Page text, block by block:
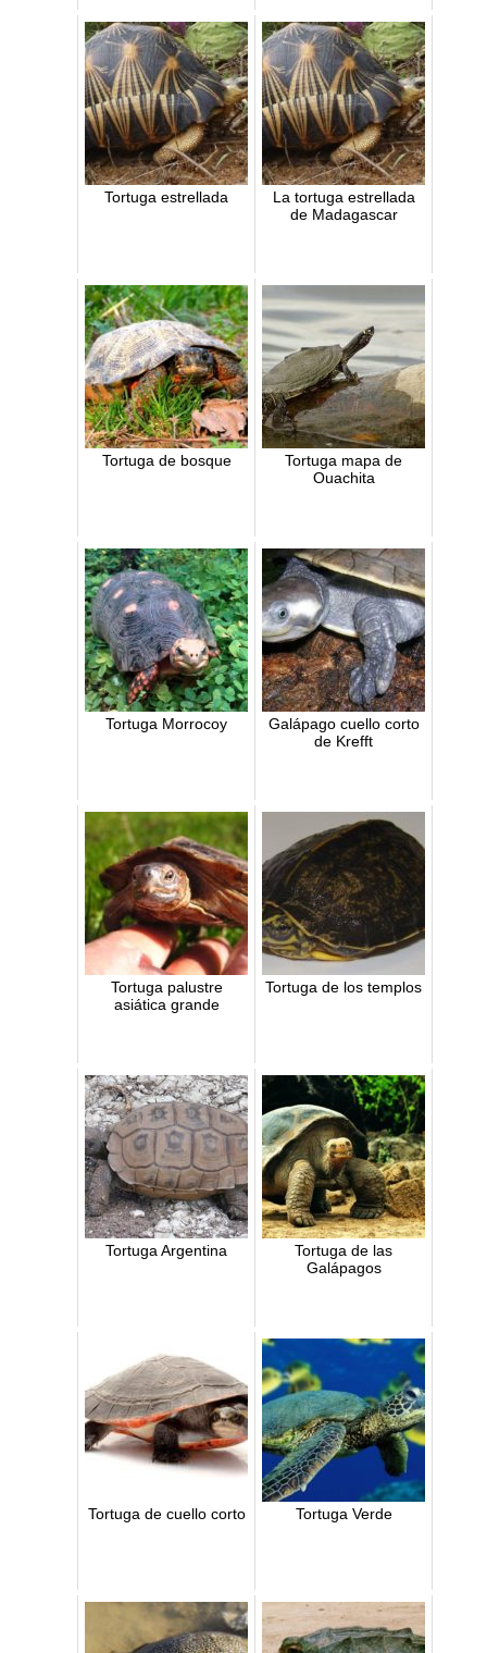
Tortuga estrellada
La tortuga estrellada
de Madagascar
Tortuga de bosque
Tortuga mapa de
Ouachita
Tortuga Morrocoy
Galápago cuello corto
de Krefft
Tortuga palustre
asiática grande
Tortuga de los templos
Tortuga Argentina
Tortuga de las
Galápagos
Tortuga de cuello corto Tortuga Verde